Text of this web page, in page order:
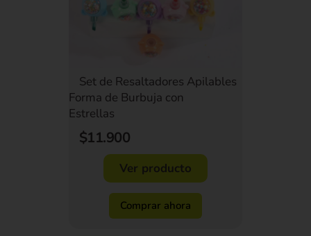
Set de Resaltadores Apilables
Forma de Burbuja con
Estrellas
$11.900
Ver producto
Comprar ahora